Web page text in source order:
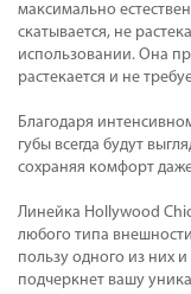
максимально
скатывается, не
использовании. Она
растекается и не
Благодаря
губы всегда будут
сохраняя комфорт
Линейка Hollywood
любого типа
пользу одного из них
подчеркнет вашу